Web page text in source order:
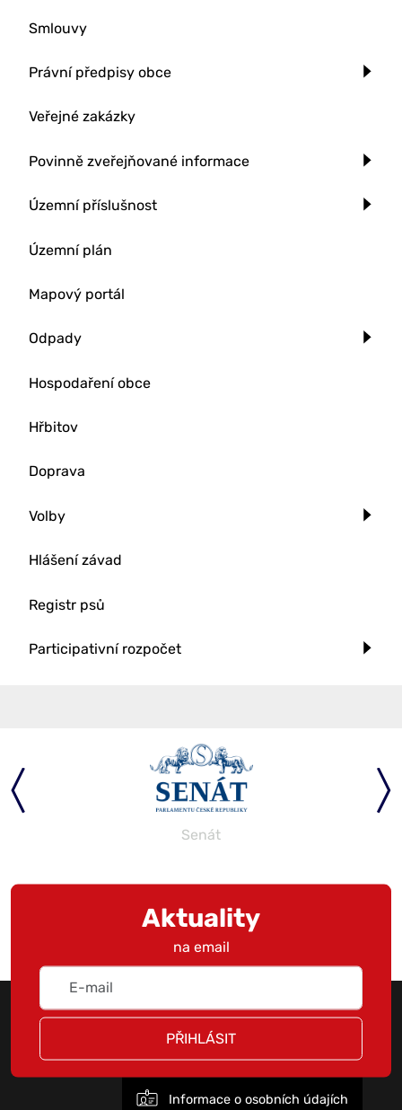
Smlouvy
Právní předpisy obce
Veřejné zakázky
Povinně zveřejňované informace
Územní příslušnost
Územní plán
Mapový portál
Odpady
Hospodaření obce
Hřbitov
Doprava
Volby
Hlášení závad
Registr psů
Participativní rozpočet
Senát
Aktuality
na email
PŘIHLÁSIT
Informace o osobních údajích